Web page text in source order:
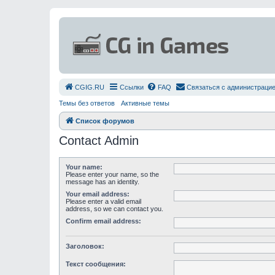
СGIG.RU Ссылки FAQ Связаться с
Темы без ответов Активные темы
Список форумов
Contact Admin
Your name:
Please enter your name, so the
message has an identity.
Your email address:
Please enter a valid email
address, so we can contact you.
Confirm email address:
Заголовок:
Текст сообщения: